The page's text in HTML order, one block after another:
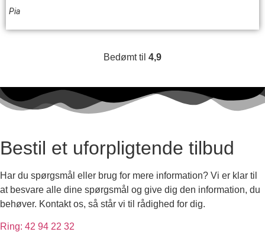
Pia
Bedømt til 4,9
Bestil et uforpligtende tilbud
Har du spørgsmål eller brug for mere information? Vi er klar til
at besvare alle dine spørgsmål og give dig den information, du
behøver. Kontakt os, så står vi til rådighed for dig.
Ring: 42 94 22 32